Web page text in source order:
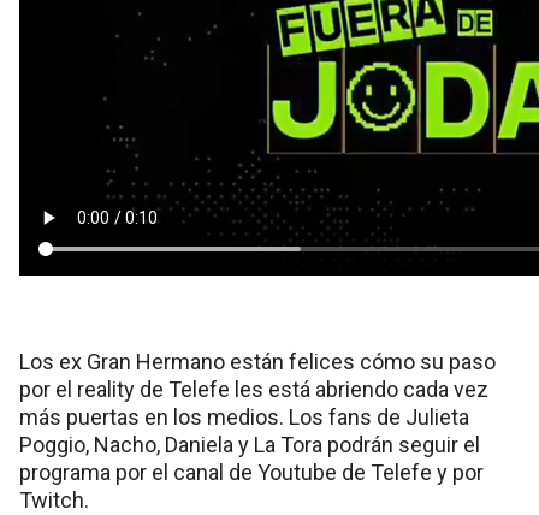
Los ex Gran Hermano están felices cómo su paso
por el reality de Telefe les está abriendo cada vez
más puertas en los medios. Los fans de Julieta
Poggio, Nacho, Daniela y La Tora podrán seguir el
programa por el canal de Youtube de Telefe y por
Twitch.